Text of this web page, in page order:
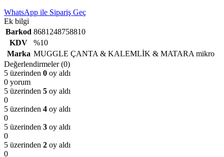
WhatsApp ile Sipariş Geç
Ek bilgi
Barkod 8681248758810
KDV
%10
Marka MUGGLE ÇANTA & KALEMLİK & MATARA mikro
Değerlendirmeler (0)
5 üzerinden 0 oy aldı
0 yorum
5 üzerinden 5 oy aldı
0
5 üzerinden 4 oy aldı
0
5 üzerinden 3 oy aldı
0
5 üzerinden 2 oy aldı
0